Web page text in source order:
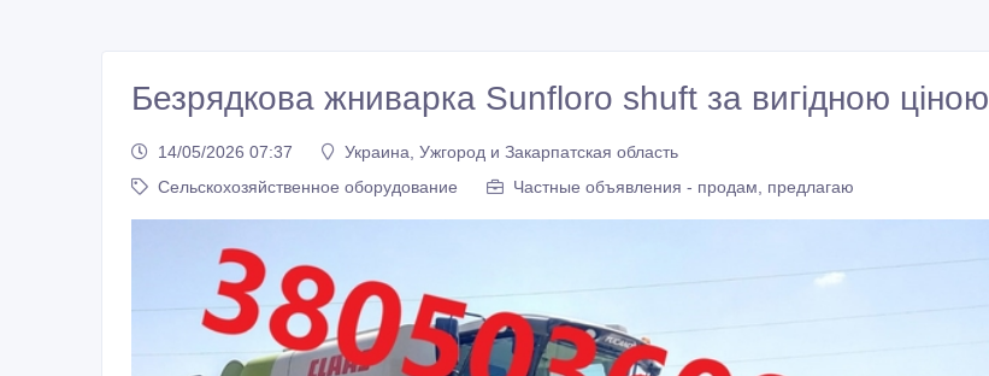
Безрядкова жниварка Sunfloro shuft за вигідною ціною
14/05/2026 07:37
Украина, Ужгород и Закарпатская область
Сельскохозяйственное оборудование
Частные объявления - продам, предлагаю